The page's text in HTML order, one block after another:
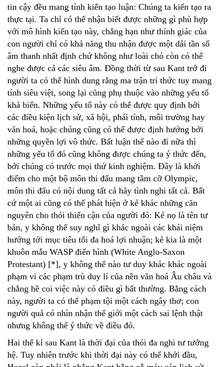
tin cậy đều mang tính kiến tạo luận: Chúng ta kiến tạo ra
thực tại. Ta chỉ có thể nhận biết được những gì phù hợp
với mô hình kiến tạo này, chẳng hạn như thính giác của
con người chỉ có khả năng thu nhận được một dải tần số
âm thanh nhất định chứ không như loài chó còn có thể
nghe được cả các siêu âm. Đồng thời từ sau Kant trở đi
người ta có thể hình dung rằng ma trận tri thức tuy mang
tính siêu việt, song lại cũng phụ thuộc vào những yếu tố
khả biến. Những yếu tố này có thể được quy định bởi
các điều kiện lịch sử, xã hội, phái tính, môi trường hay
văn hoá, hoặc chúng cũng có thể được định hướng bởi
những quyền lợi vô thức. Bất luận thế nào đi nữa thì
những yếu tố đó cũng không được chúng ta ý thức đến,
bởi chúng có trước mọi thứ kinh nghiệm. Đây là khởi
điểm cho một bộ môn thi đấu mang tầm cỡ Olympic,
môn thi đấu có nội dung tất cả hãy tình nghi tất cả. Bất
cứ một ai cũng có thể phát hiện ở kẻ khác những căn
nguyên cho thói thiển cận của người đó: Kẻ nọ là tên tư
bản, y không thể suy nghĩ gì khác ngoài các khái niệm
hướng tới mục tiêu tối đa hoá lợi nhuận; kẻ kia là một
khuôn mẫu WASP điển hình (White Anglo-Saxon
Protestant) [*], y không thể nào tư duy khác khác ngoài
phạm vi các phạm trù duy lí của nền văn hoá Âu châu và
chẳng hề coi việc này có điều gì bất thường. Bằng cách
này, người ta có thể phạm tội một cách ngây thơ; con
người quả có nhìn nhận thế giới một cách sai lệnh thật
nhưng không thể ý thức về điều đó.
Hai thế kỉ sau Kant là thời đại của thói đa nghi tư tưởng
hệ. Tuy nhiên trước khi thời đại này có thể khởi đầu,